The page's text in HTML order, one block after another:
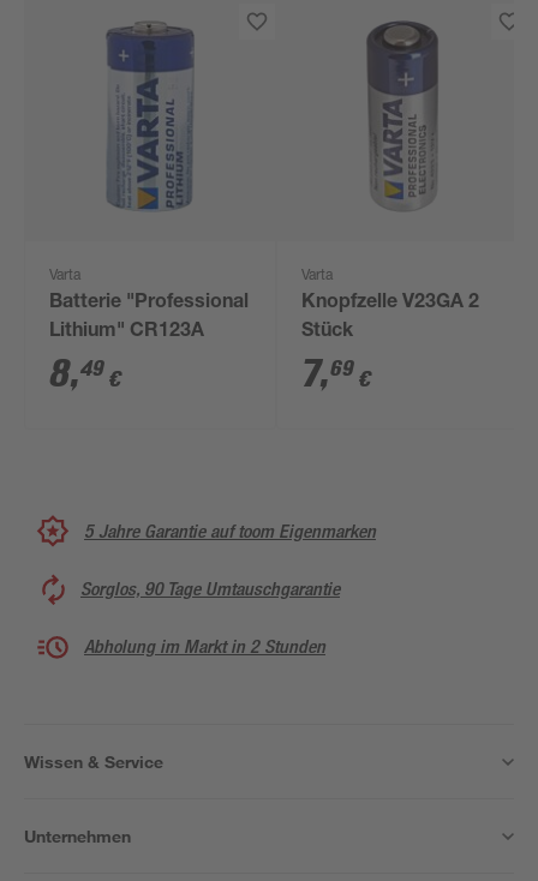
Varta
Batterie "Professional
Lithium" CR123A
8,49 €
Varta
Knopfzelle V23GA 2
Stück
7,69 €
5 Jahre Garantie auf toom Eigenmarken
Sorglos, 90 Tage Umtauschgarantie
Abholung im Markt in 2 Stunden
Wissen & Service
Unternehmen